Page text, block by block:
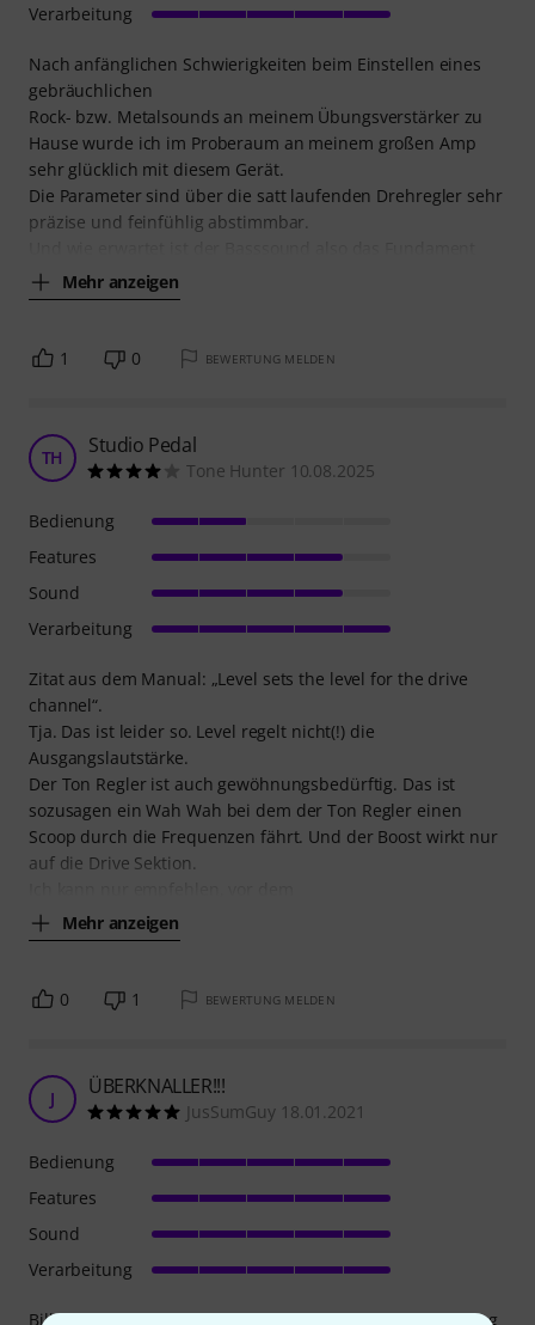
Nach anfänglichen Schwierigkeiten beim Einstellen eines
gebräuchlichen
Rock- bzw. Metalsounds an meinem Übungsverstärker zu
Hause wurde ich im Proberaum an meinem großen Amp
sehr glücklich mit diesem Gerät.
Die Parameter sind über die satt laufenden Drehregler sehr
präzise und feinfühlig abstimmbar.
Mehr anzeigen
Verarbeitung
1 0 BEWERTUNG MELDEN
TH Studio Pedal
Tone Hunter 10.08.2025
Zitat aus dem Manual: „Level sets the level for the drive
channel“.
Tja. Das ist leider so. Level regelt nicht(!) die
Ausgangslautstärke.
Der Ton Regler ist auch gewöhnungsbedürftig. Das ist
sozusagen ein Wah Wah bei dem der Ton Regler einen
Scoop durch die Frequenzen fährt. Und der Boost wirkt nur
auf die Drive Sektion.
Mehr anzeigen
Bedienung
Features
Sound
Verarbeitung
0 1 BEWERTUNG MELDEN
J ÜBERKNALLER!!!
JusSumGuy 18.01.2021
Billy, Billy, Billy da legst du uns was auf den Tisch. Das ding
Bedienung
Features
Sound
Verarbeitung